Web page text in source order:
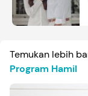
Temukan lebih
Program Hamil